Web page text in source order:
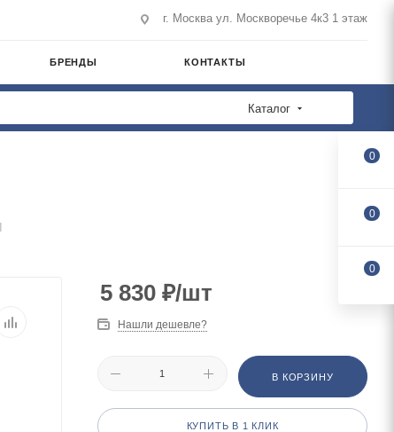
г. Москва ул. Москворечье 4к3 1 этаж
БРЕНДЫ КОНТАКТЫ
Каталог
5 830 ₽/шт
Нашли дешевле?
В КОРЗИНУ
КУПИТЬ В 1 КЛИК
0
0
0